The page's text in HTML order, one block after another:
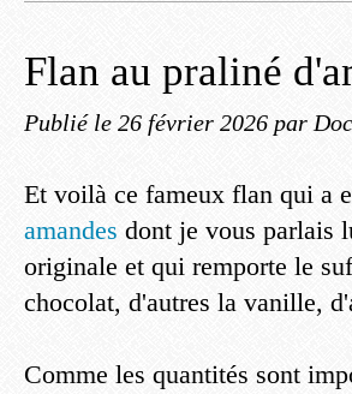
Flan au praliné
Publié le 26 février 2026 par
Et voilà ce fameux flan qui a
amandes dont je vous parlais
originale et qui remporte le
chocolat, d'autres la vanille,
Comme les quantités sont